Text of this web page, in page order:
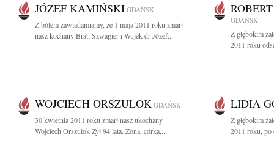
JÓZEF KAMIŃSKI GDAŃSK
Z bólem zawiadamiamy, że 1 maja 2011 roku zmarł
nasz kochany Brat, Szwagier i Wujek dr Józef...
GDAŃSK
Z głębokim
2011 roku
WOJCIECH ORSZULOK GDAŃSK
30 kwietnia 2011 roku zmarł nasz ukochany
Wojciech Orszulok Żył 94 lata. Żona, córka,...
LIDIA
Z głębokim
2011 roku, po